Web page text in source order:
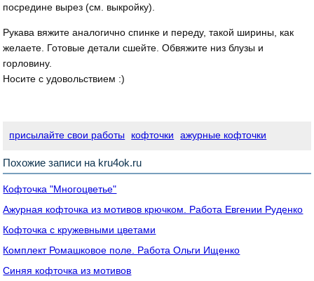
посредине вырез (см. выкройку).
Рукава вяжите аналогично спинке и переду, такой ширины, как
желаете. Готовые детали сшейте. Обвяжите низ блузы и
горловину.
Носите с удовольствием :)
присылайте свои работы кофточки ажурные кофточки
Похожие записи на kru4ok.ru
Кофточка "Многоцветье"
Ажурная кофточка из мотивов крючком. Работа Евгении Руденко
Кофточка с кружевными цветами
Комплект Ромашковое поле. Работа Ольги Ищенко
Синяя кофточка из мотивов